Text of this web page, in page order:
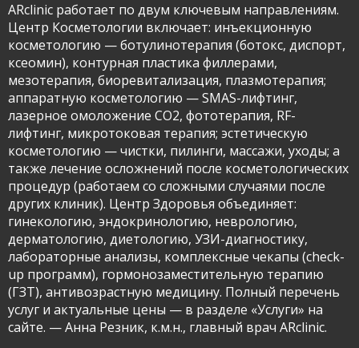
ARclinic работает по двум ключевым направлениям.
Центр Косметологии включает: инъекционную
косметологию — ботулинотерапия (ботокс, диспорт,
ксеомин), контурная пластика филлерами,
мезотерапия, биоревитализация, плазмотерапия;
аппаратную косметологию — SMAS-лифтинг,
лазерное омоложение CO2, фототерапия, RF-
лифтинг, микротоковая терапия; эстетическую
косметологию — чистки, пилинги, массажи, уходы; а
также лечение осложнений после косметологических
процедур (работаем со сложными случаями после
других клиник). Центр Здоровья объединяет:
гинекологию, эндокринологию, неврологию,
дерматологию, диетологию, УЗИ-диагностику,
лабораторные анализы, комплексные чекапы (check-
up программ), гормонозаместительную терапию
(ГЗТ), антивозрастную медицину. Полный перечень
услуг и актуальные цены — в разделе «Услуги» на
сайте. — Анна Резник, к.м.н., главный врач ARclinic.
Имя и фамилия